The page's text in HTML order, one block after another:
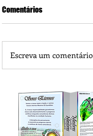
Comentários
Escreva um comentário